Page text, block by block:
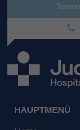
HAUPTMENÜ